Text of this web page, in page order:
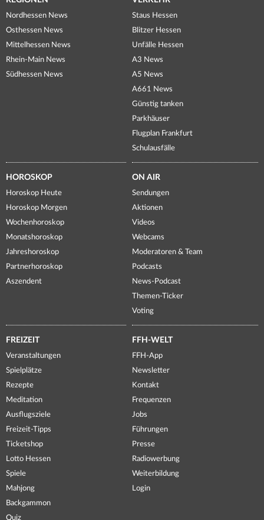
Nordhessen News
Osthessen News
Mittelhessen News
Rhein-Main News
Südhessen News
Staus Hessen
Blitzer Hessen
Unfälle Hessen
A3 News
A5 News
A661 News
Günstig tanken
Parkhäuser
Flugplan Frankfurt
Schulausfälle
HOROSKOP
Horoskop Heute
Horoskop Morgen
Wochenhoroskop
Monatshoroskop
Jahreshoroskop
Partnerhoroskop
Aszendent
ON AIR
Sendungen
Aktionen
Videos
Webcams
Moderatoren & Team
Podcasts
News-Podcast
Themen-Ticker
Voting
FREIZEIT
Veranstaltungen
Spielplätze
Rezepte
Meditation
Ausflugsziele
Freizeit-Tipps
Ticketshop
Lotto Hessen
Spiele
Mahjong
Backgammon
Quiz
FFH-WELT
FFH-App
Newsletter
Kontakt
Frequenzen
Jobs
Führungen
Presse
Radiowerbung
Weiterbildung
Login